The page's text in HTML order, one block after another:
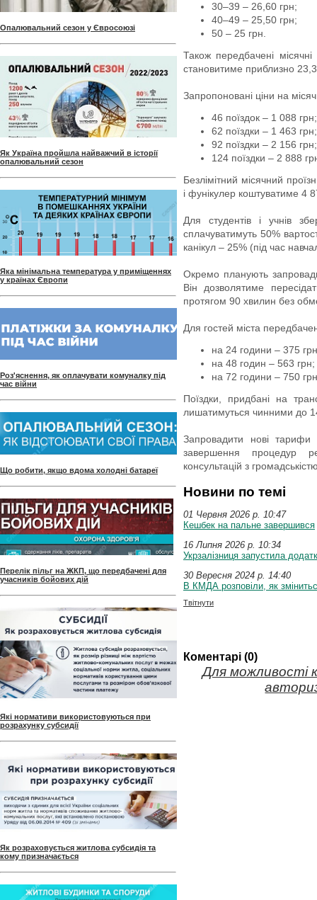
Опалювальний сезон у Євросоюзі
Як Україна пройшла найважчий в історії
опалювальний сезон
Яка мінімальна температура у приміщеннях
у країнах Європи
Роз'яснення, як оплачувати комуналку під
час війни
Що робити, якщо вдома холодні батареї
Перелік пільг на ЖКП, що передбачені для
учасників бойових дій
Які нормативи використовуються при
розрахунку субсидії
Як розраховується житлова субсидія та
кому призначається
30–39 – 26,60 грн;
40–49 – 25,50 грн;
50 – 25 грн.
Також передбачені місячні
становитиме приблизно
Запропоновані ціни на
46 поїздок – 1 088 грн;
62 поїздки – 1 463 грн;
92 поїздки – 2 156 грн;
124 поїздки – 2 888
Безлімітний місячний
і фунікулер коштуватиме 4
Для студентів і учнів
сплачуватимуть 50%
канікул – 25% (під час
Окремо планують
Він дозволятиме
протягом 90 хвилин без
Для гостей міста
на 24 години – 375
на 48 годин – 563 грн;
на 72 години – 750
Поїздки, придбані на
лишатимуться чинними до
Запровадити нові
завершення процедур
консультацій з
Новини по темі
01 Червня 2026 p. 10:47
Кешбек на пальне завершився
16 Липня 2026 p. 10:34
Укрзалізниця запустила
30 Вересня 2024 p. 14:40
В КМДА розповіли, як
Твітнути
Коментарі (0)
Для можливості